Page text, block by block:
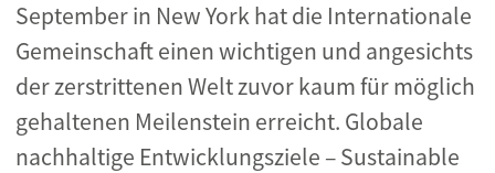
September in New York hat die Internationale
Gemeinschaft einen wichtigen und angesichts
der zerstrittenen Welt zuvor kaum für möglich
gehaltenen Meilenstein erreicht. Globale
nachhaltige Entwicklungsziele – Sustainable